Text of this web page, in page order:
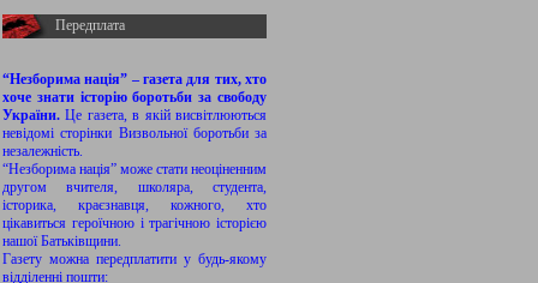
Передплата
“Незборима нація” – газета для тих, хто
хоче знати історію боротьби за свободу
України.Це газета, в якій висвітлюються
невідомі сторінки Визвольної боротьби за
незалежність.
“Незборима нація” може стати неоціненним
другом вчителя, школяра, студента,
історика, краєзнавця, кожного, хто
цікавиться героїчною і трагічною історією
нашої Батьківщини.
Газету можна передплатити у будь-якому
відділенні пошти: